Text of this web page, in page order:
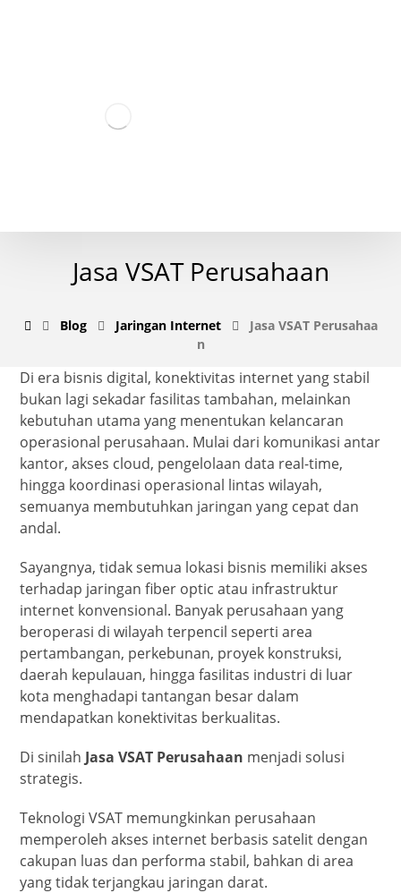
Jasa VSAT Perusahaan
Blog Jaringan Internet
Jasa VSAT Perusahaa
n
Di era bisnis digital, konektivitas internet yang stabil
bukan lagi sekadar fasilitas tambahan, melainkan
kebutuhan utama yang menentukan kelancaran
operasional perusahaan. Mulai dari komunikasi antar
kantor, akses cloud, pengelolaan data real-time,
hingga koordinasi operasional lintas wilayah,
semuanya membutuhkan jaringan yang cepat dan
andal.
Sayangnya, tidak semua lokasi bisnis memiliki akses
terhadap jaringan fiber optic atau infrastruktur
internet konvensional. Banyak perusahaan yang
beroperasi di wilayah terpencil seperti area
pertambangan, perkebunan, proyek konstruksi,
daerah kepulauan, hingga fasilitas industri di luar
kota menghadapi tantangan besar dalam
mendapatkan konektivitas berkualitas.
Di sinilah Jasa VSAT Perusahaan menjadi solusi
strategis.
Teknologi VSAT memungkinkan perusahaan
memperoleh akses internet berbasis satelit dengan
cakupan luas dan performa stabil, bahkan di area
yang tidak terjangkau jaringan darat.